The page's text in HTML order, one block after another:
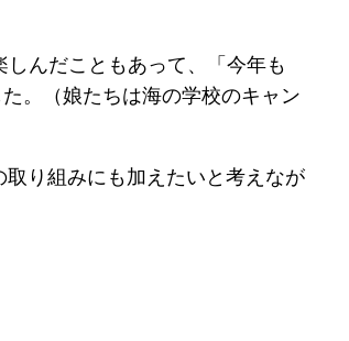
んだこともあって、「今年も
。（娘たちは海の学校のキャン
り組みにも加えたいと考えなが